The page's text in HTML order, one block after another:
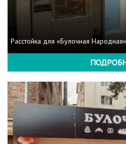
Расстойка для «Булочная